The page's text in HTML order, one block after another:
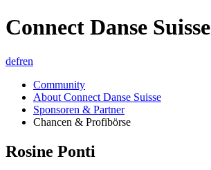
Connect Danse Suisse
defren
Community
About Connect Danse Suisse
Sponsoren & Partner
Chancen & Profibörse
Rosine Ponti